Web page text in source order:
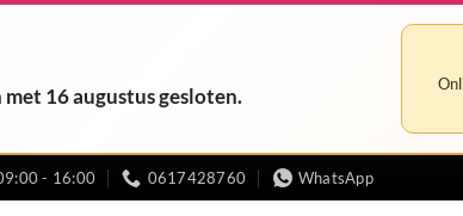
16 augustus gesloten.
- 16:00 0617428760 WhatsApp